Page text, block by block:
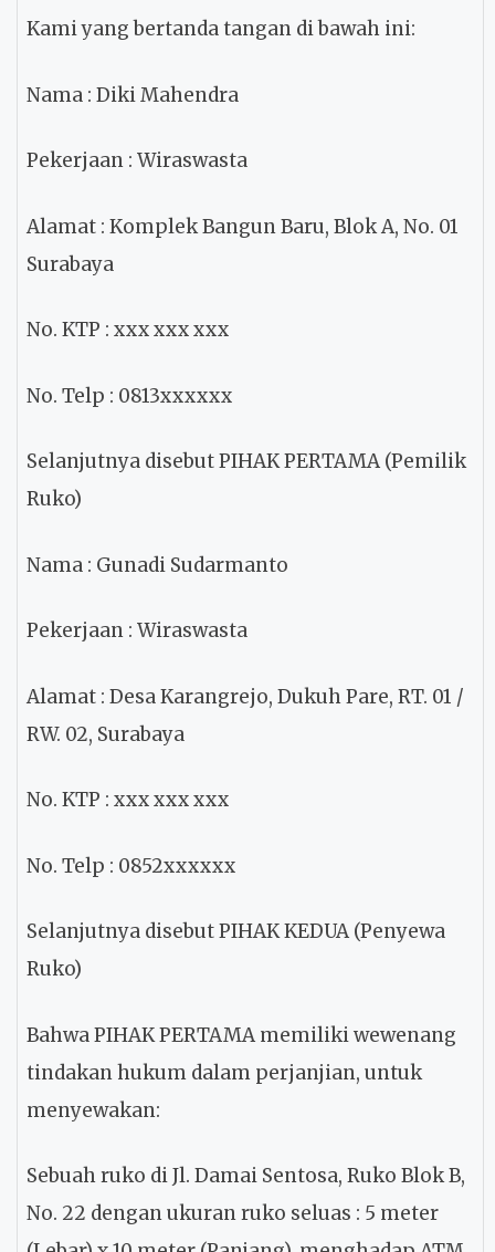
Kami yang bertanda tangan di bawah ini:
Nama : Diki Mahendra
Pekerjaan : Wiraswasta
Alamat : Komplek Bangun Baru, Blok A, No. 01
Surabaya
No. KTP : xxx xxx xxx
No. Telp : 0813xxxxxx
Selanjutnya disebut PIHAK PERTAMA (Pemilik
Ruko)
Nama : Gunadi Sudarmanto
Pekerjaan : Wiraswasta
Alamat : Desa Karangrejo, Dukuh Pare, RT. 01 /
RW. 02, Surabaya
No. KTP : xxx xxx xxx
No. Telp : 0852xxxxxx
Selanjutnya disebut PIHAK KEDUA (Penyewa
Ruko)
Bahwa PIHAK PERTAMA memiliki wewenang
tindakan hukum dalam perjanjian, untuk
menyewakan:
Sebuah ruko di Jl. Damai Sentosa, Ruko Blok B,
No. 22 dengan ukuran ruko seluas : 5 meter